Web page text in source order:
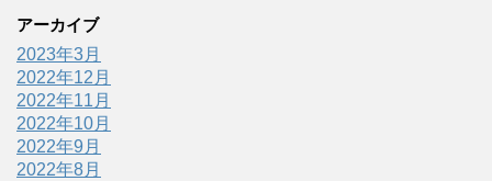
アーカイブ
2023年3月
2022年12月
2022年11月
2022年10月
2022年9月
2022年8月